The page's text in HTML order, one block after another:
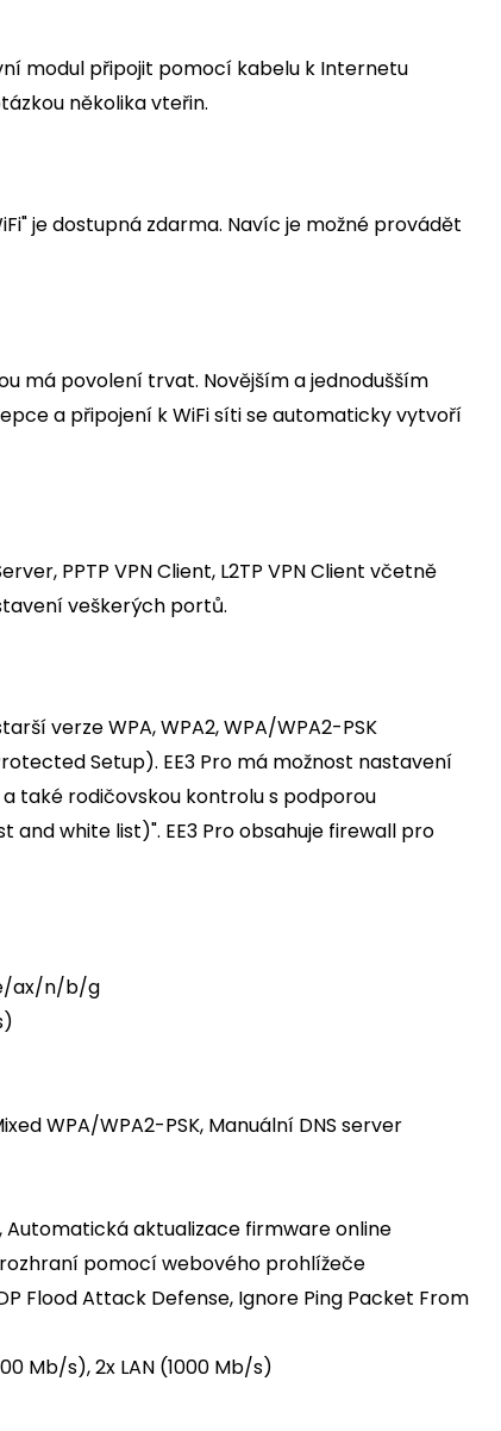
modul připojit pomocí kabelu k Internetu
několika vteřin.
je dostupná zdarma. Navíc je možné provádět
má povolení trvat. Novějším a jednodušším
a připojení k WiFi síti se automaticky vytvoří
PPTP VPN Client, L2TP VPN Client včetně
veškerých portů.
verze WPA, WPA2, WPA/WPA2-PSK
Setup). EE3 Pro má možnost nastavení
také rodičovskou kontrolu s podporou
white list)". EE3 Pro obsahuje firewall pro
ax/n/b/g
WPA/WPA2-PSK, Manuální DNS server
Automatická aktualizace firmware online
pomocí webového prohlížeče
Flood Attack Defense, Ignore Ping Packet From
Mb/s), 2x LAN (1000 Mb/s)